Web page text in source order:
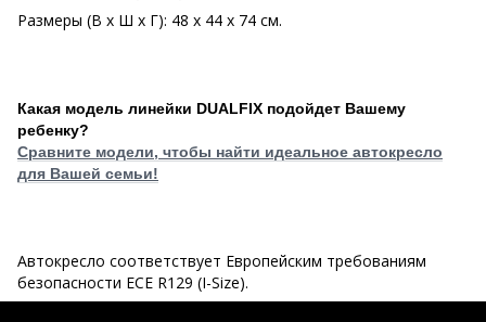
Размеры (В x Ш x Г): 48 x 44 x 74 см.
Какая модель линейки DUALFIX подойдет Вашему
ребенку?
Сравните модели, чтобы найти идеальное автокресло
для Вашей семьи!
Автокресло соответствует Европейским требованиям
безопасности ECE R129 (I-Size).